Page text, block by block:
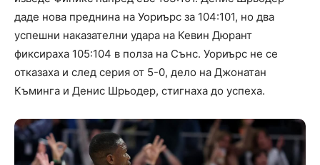
даде нова преднина на Уориърс за 104:101, но два
успешни наказателни удара на Кевин Дюрант
фиксираха 105:104 в полза на Сънс. Уориърс не се
отказаха и след серия от 5-0, дело на Джонатан
Къминга и Денис Шрьодер, стигнаха до успеха.